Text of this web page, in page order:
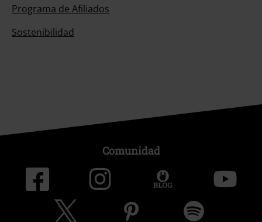
Programa de Afiliados
Sostenibilidad
Comunidad